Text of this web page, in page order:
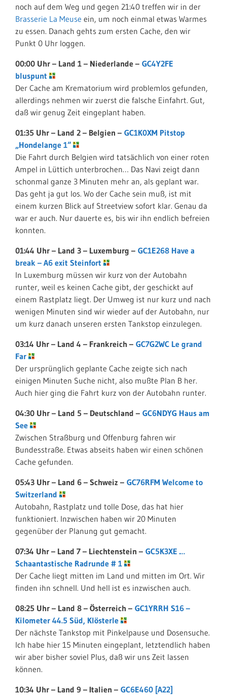
noch auf dem Weg und gegen 21:40 treffen wir in der
Brasserie La Meuse ein, um noch einmal etwas Warmes
zu essen. Danach gehts zum ersten Cache, den wir
Punkt 0 Uhr loggen.
00:00 Uhr – Land 1 – Niederlande – GC4Y2FE
bluspunt
Der Cache am Krematorium wird problemlos gefunden,
allerdings nehmen wir zuerst die falsche Einfahrt. Gut,
daß wir genug Zeit eingeplant haben.
01:35 Uhr – Land 2 – Belgien – GC1K0XM Pitstop
„Hondelange 1“
Die Fahrt durch Belgien wird tatsächlich von einer roten
Ampel in Lüttich unterbrochen… Das Navi zeigt dann
schonmal ganze 3 Minuten mehr an, als geplant war.
Das geht ja gut los. Wo der Cache sein muß, ist mit
einem kurzen Blick auf Streetview sofort klar. Genau da
war er auch. Nur dauerte es, bis wir ihn endlich befreien
konnten.
01:44 Uhr – Land 3 – Luxemburg – GC1E268 Have a
break – A6 exit Steinfort
In Luxemburg müssen wir kurz von der Autobahn
runter, weil es keinen Cache gibt, der geschickt auf
einem Rastplatz liegt. Der Umweg ist nur kurz und nach
wenigen Minuten sind wir wieder auf der Autobahn, nur
um kurz danach unseren ersten Tankstop einzulegen.
03:14 Uhr – Land 4 – Frankreich – GC7G2WC Le grand
Far
Der ursprünglich geplante Cache zeigte sich nach
einigen Minuten Suche nicht, also mußte Plan B her.
Auch hier ging die Fahrt kurz von der Autobahn runter.
04:30 Uhr – Land 5 – Deutschland – GC6NDYG Haus am
See
Zwischen Straßburg und Offenburg fahren wir
Bundesstraße. Etwas abseits haben wir einen schönen
Cache gefunden.
05:43 Uhr – Land 6 – Schweiz – GC76RFM Welcome to
Switzerland
Autobahn, Rastplatz und tolle Dose, das hat hier
funktioniert. Inzwischen haben wir 20 Minuten
gegenüber der Planung gut gemacht.
07:34 Uhr – Land 7 – Liechtenstein – GC5K3XE …
Schaantastische Radrunde # 1
Der Cache liegt mitten im Land und mitten im Ort. Wir
finden ihn schnell. Und hell ist es inzwischen auch.
08:25 Uhr – Land 8 – Österreich – GC1YRRH S16 –
Kilometer 44.5 Süd, Klösterle
Der nächste Tankstop mit Pinkelpause und Dosensuche.
Ich habe hier 15 Minuten eingeplant, letztendlich haben
wir aber bisher soviel Plus, daß wir uns Zeit lassen
können.
10:34 Uhr – Land 9 – Italien – GC6E460 [A22]